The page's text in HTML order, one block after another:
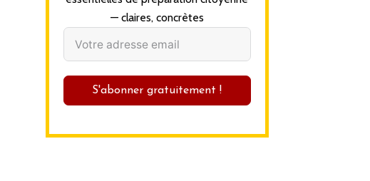
— claires, concrètes
S'abonner gratuitement !